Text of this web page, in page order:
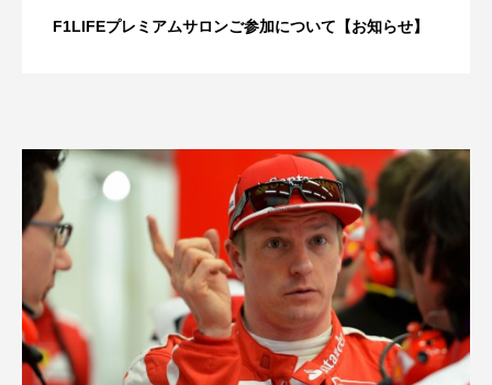
F1LIFEプレミアムサロンご参加について【お知らせ】